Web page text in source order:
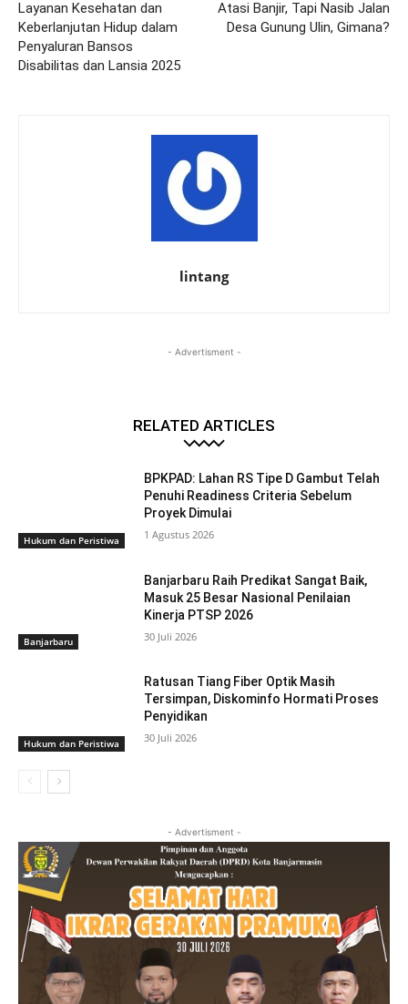
Layanan Kesehatan dan
Keberlanjutan Hidup dalam
Penyaluran Bansos
Disabilitas dan Lansia 2025
Atasi Banjir, Tapi Nasib Jalan
Desa Gunung Ulin, Gimana?
lintang
- Advertisment -
RELATED ARTICLES
Hukum dan Peristiwa
BPKPAD: Lahan RS Tipe D Gambut Telah
Penuhi Readiness Criteria Sebelum
Proyek Dimulai
1 Agustus 2026
Banjarbaru
Banjarbaru Raih Predikat Sangat Baik,
Masuk 25 Besar Nasional Penilaian
Kinerja PTSP 2026
30 Juli 2026
Hukum dan Peristiwa
Ratusan Tiang Fiber Optik Masih
Tersimpan, Diskominfo Hormati Proses
Penyidikan
30 Juli 2026
- Advertisment -